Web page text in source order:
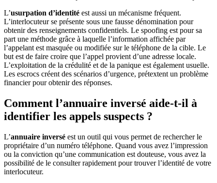
L’usurpation d’identité est aussi un mécanisme fréquent.
L’interlocuteur se présente sous une fausse dénomination pour
obtenir des renseignements confidentiels. Le spoofing est pour sa
part une méthode grâce à laquelle l’information affichée par
l’appelant est masquée ou modifiée sur le téléphone de la cible. Le
but est de faire croire que l’appel provient d’une adresse locale.
L’exploitation de la crédulité et de la panique est également usuelle.
Les escrocs créent des scénarios d’urgence, prétextent un problème
financier pour obtenir des réponses.
Comment l’annuaire inversé aide-t-il à
identifier les appels suspects ?
L’annuaire inversé est un outil qui vous permet de rechercher le
propriétaire d’un numéro téléphone. Quand vous avez l’impression
ou la conviction qu’une communication est douteuse, vous avez la
possibilité de le consulter rapidement pour trouver l’identité de votre
interlocuteur.